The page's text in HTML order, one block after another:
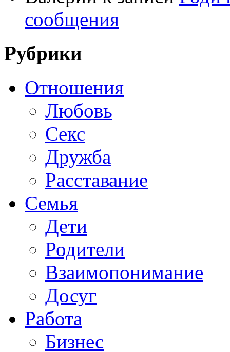
сообщения
Рубрики
Отношения
Любовь
Секс
Дружба
Расставание
Семья
Дети
Родители
Взаимопонимание
Досуг
Работа
Бизнес